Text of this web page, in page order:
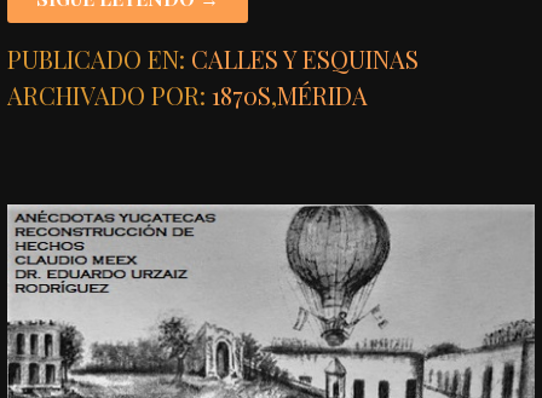
PUBLICADO EN: CALLES Y ESQUINAS
ARCHIVADO POR:1870S,MÉRIDA